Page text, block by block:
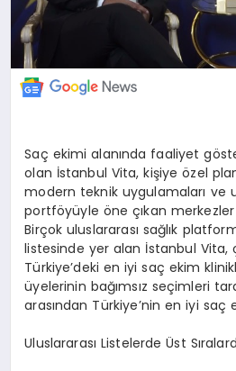
SAĞLIK
EĞİTİM
Saç ekimi alanında faaliyet
olan İstanbul Vita, kişiye özel
modern teknik uygulamaları ve
portföyüyle öne çıkan
Birçok uluslararası sağlık
listesinde yer alan İstanbul Vita,
Türkiye’deki en iyi saç ekim
üyelerinin bağımsız seçimleri
arasından Türkiye’nin en iyi saç
Uluslararası Listelerde Üst